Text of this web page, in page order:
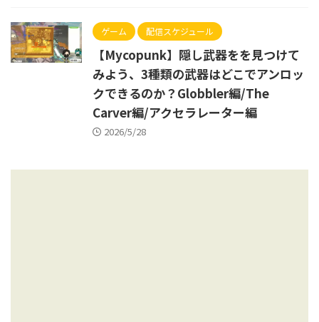
ゲーム 配信スケジュール
【Mycopunk】隠し武器をを見つけて
みよう、3種類の武器はどこでアンロッ
クできるのか？Globbler編/The
Carver編/アクセラレーター編
2026/5/28